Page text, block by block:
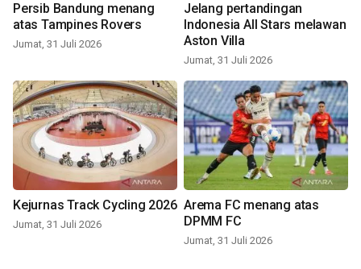
Persib Bandung menang
atas Tampines Rovers
Jumat, 31 Juli 2026
Jelang pertandingan
Indonesia All Stars melawan
Aston Villa
Jumat, 31 Juli 2026
Kejurnas Track Cycling 2026
Jumat, 31 Juli 2026
Arema FC menang atas
DPMM FC
Jumat, 31 Juli 2026